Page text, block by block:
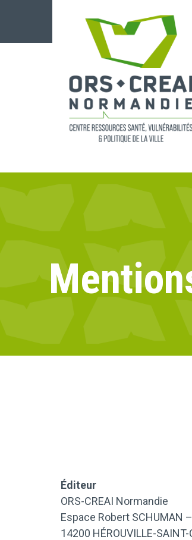
Éditeur
ORS-CREAI Normandie
Espace Robert SCHUMAN
14200 HÉROUVILLE-SAINT-